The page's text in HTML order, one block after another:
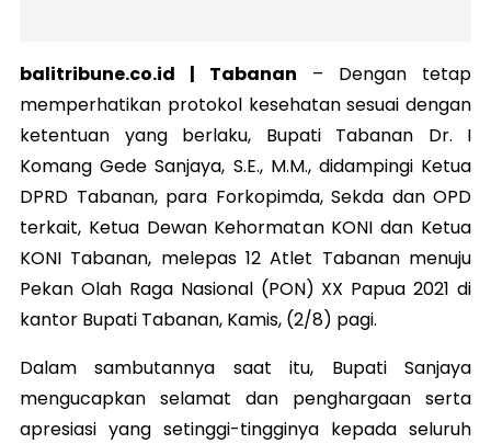
balitribune.co.id | Tabanan – Dengan tetap
memperhatikan protokol kesehatan sesuai dengan
ketentuan yang berlaku, Bupati Tabanan Dr. I
Komang Gede Sanjaya, S.E., M.M., didampingi Ketua
DPRD Tabanan, para Forkopimda, Sekda dan OPD
terkait, Ketua Dewan Kehormatan KONI dan Ketua
KONI Tabanan, melepas 12 Atlet Tabanan menuju
Pekan Olah Raga Nasional (PON) XX Papua 2021 di
kantor Bupati Tabanan, Kamis, (2/8) pagi.
Dalam sambutannya saat itu, Bupati Sanjaya
mengucapkan selamat dan penghargaan serta
apresiasi yang setinggi-tingginya kepada seluruh